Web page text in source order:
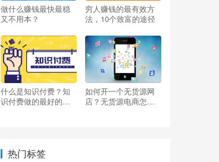
做什么赚钱最快最稳
又不用本？
穷人赚钱的最有效方
法，10个致富的途径
什么是知识付费？知
识付费做的最好的平
如何开一个无货源网
店？无货源电商怎么
热门标签